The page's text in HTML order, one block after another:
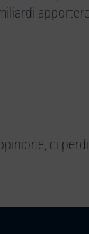
ci